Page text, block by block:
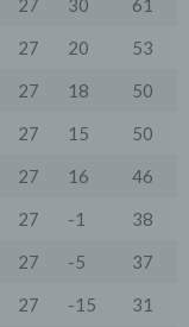
27 30
61
27 20
53
27 18
50
27 15
50
27 16
46
27 -1
38
27 -5
37
27 -15
31
der Dritt-
einer
gesetzlich
neben den
Zwecke auf
Pflege,